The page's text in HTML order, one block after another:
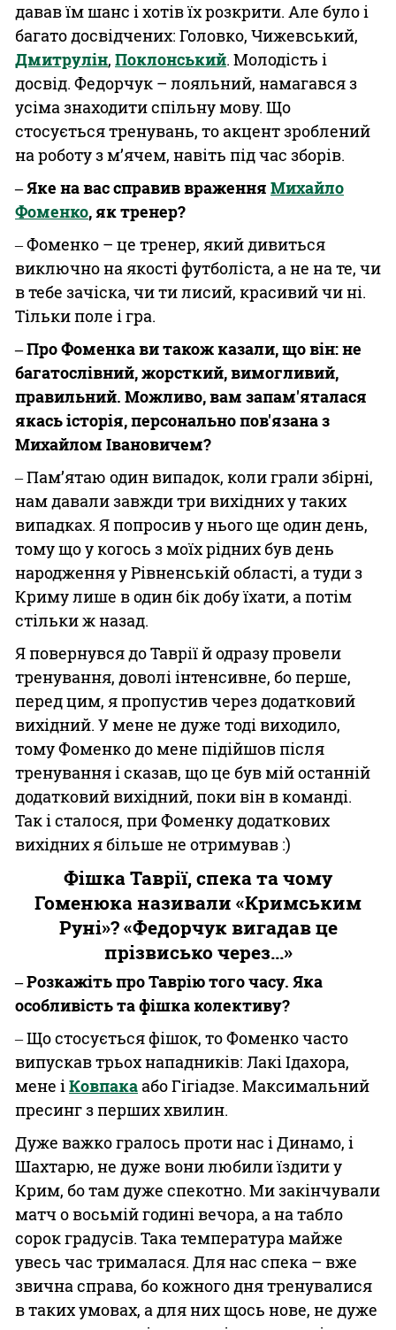
давав їм шанс і хотів їх розкрити. Але було і
багато досвідчених: Головко, Чижевський,
Дмитрулін, Поклонський. Молодість і
досвід. Федорчук – лояльний, намагався з
усіма знаходити спільну мову. Що
стосується тренувань, то акцент зроблений
на роботу з м’ячем, навіть під час зборів.
‒ Яке на вас справив враження Михайло
Фоменко, як тренер?
‒ Фоменко – це тренер, який дивиться
виключно на якості футболіста, а не на те, чи
в тебе зачіска, чи ти лисий, красивий чи ні.
Тільки поле і гра.
‒ Про Фоменка ви також казали, що він: не
багатослівний, жорсткий, вимогливий,
правильний. Можливо, вам запам'яталася
якась історія, персонально пов'язана з
Михайлом Івановичем?
‒ Пам’ятаю один випадок, коли грали збірні,
нам давали завжди три вихідних у таких
випадках. Я попросив у нього ще один день,
тому що у когось з моїх рідних був день
народження у Рівненській області, а туди з
Криму лише в один бік добу їхати, а потім
стільки ж назад.
Я повернувся до Таврії й одразу провели
тренування, доволі інтенсивне, бо перше,
перед цим, я пропустив через додатковий
вихідний. У мене не дуже тоді виходило,
тому Фоменко до мене підійшов після
тренування і сказав, що це був мій останній
додатковий вихідний, поки він в команді.
Так і сталося, при Фоменку додаткових
вихідних я більше не отримував :)
Фішка Таврії, спека та чому
Гоменюка називали «Кримським
Руні»? «Федорчук вигадав це
прізвисько через...»
‒ Розкажіть про Таврію того часу. Яка
особливість та фішка колективу?
‒ Що стосується фішок, то Фоменко часто
випускав трьох нападників: Лакі Ідахора,
мене іКовпака або Гігіадзе. Максимальний
пресинг з перших хвилин.
Дуже важко гралось проти нас і Динамо, і
Шахтарю, не дуже вони любили їздити у
Крим, бо там дуже спекотно. Ми закінчували
матч о восьмій годині вечора, а на табло
сорок градусів. Така температура майже
увесь час трималася. Для нас спека – вже
звична справа, бо кожного дня тренувалися
в таких умовах, а для них щось нове, не дуже